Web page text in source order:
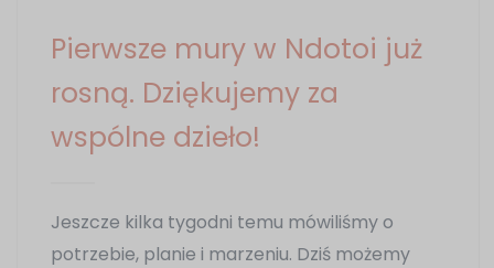
Pierwsze mury w Ndotoi już
rosną. Dziękujemy za
wspólne dzieło!
Jeszcze kilka tygodni temu mówiliśmy o
potrzebie, planie i marzeniu. Dziś możemy